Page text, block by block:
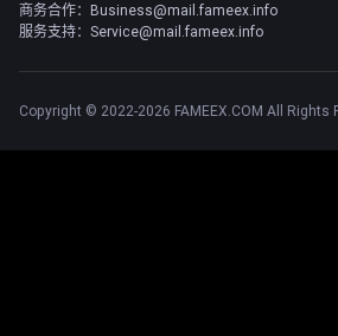
商务合作：Business@mail.fameex.info
服务支持：Service@mail.fameex.info
Copyright © 2022-2026 FAMEEX.COM All Rights